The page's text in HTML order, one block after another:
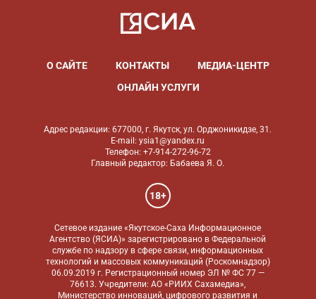
О САЙТЕ КОНТАКТЫ
МЕДИА-ЦЕНТР
ОНЛАЙН УСЛУГИ
Адрес редакции: 677000, г. Якутск, ул. Орджоникидзе, 31.
E-mail: ysia1@yandex.ru
Телефон: +7-914-272-96-72
Главный редактор: Бабаева Я. О.
18+
Сетевое издание «Якутское-Саха Информационное
Агентство (ЯСИА)» зарегистрировано в Федеральной
службе по надзору в сфере связи, информационных
технологий и массовых коммуникаций (Роскомнадзор)
06.09.2019 г. Регистрационный номер ЭЛ № ФС 77 —
76613. Учредители: АО «РИИХ Сахамедиа»,
Министерство инноваций, цифрового развития и